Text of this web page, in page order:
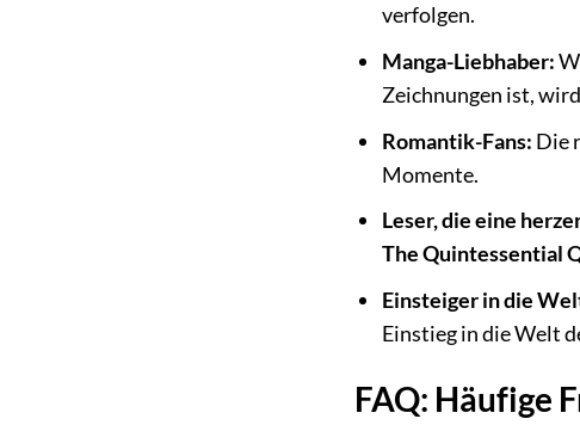
verfolgen.
Manga-Liebhaber:
Zeichnungen ist,
Romantik-Fans: Die
Momente.
Leser, die eine
The Quintessential
Einsteiger in die
Einstieg in die Welt
FAQ: Häufige